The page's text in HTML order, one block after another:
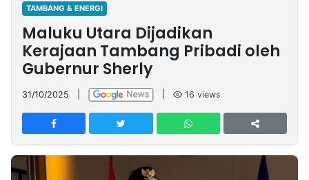
Nasional
International
Olahraga
Entertainment
Daerah
Pariwisata
Kuliner
Kolom
Network
PT
TREETAN
INDONESIA
TAMBANG & ENERGI
Maluku Utara Dijadikan
Kerajaan Tambang Pribadi oleh
Gubernur Sherly
31/10/2025 16 views